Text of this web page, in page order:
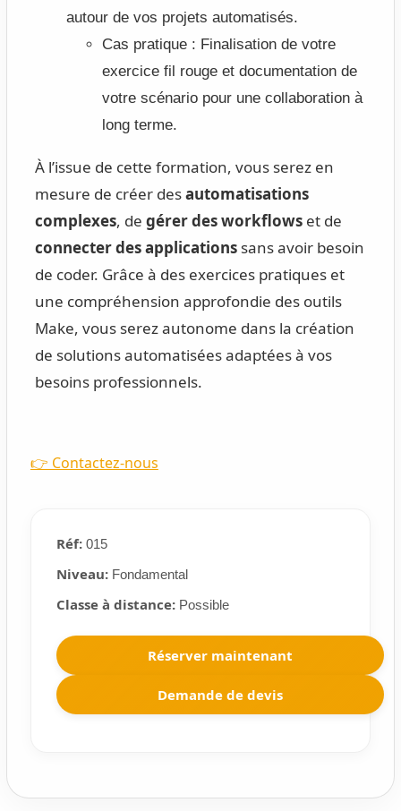
autour de vos projets automatisés.
Cas pratique : Finalisation de votre
exercice fil rouge et documentation de
votre scénario pour une collaboration à
long terme.
À l’issue de cette formation, vous serez en
mesure de créer desautomatisations
complexes, de gérer des workflowset de
connecter des applicationssans avoir besoin
de coder. Grâce à des exercices pratiques et
une compréhension approfondie des outils
Make, vous serez autonome dans la création
de solutions automatisées adaptées à vos
besoins professionnels.
👉 Contactez-nous
Réf:015
Niveau:Fondamental
Classe à distance:Possible
Réserver maintenant
Demande de devis